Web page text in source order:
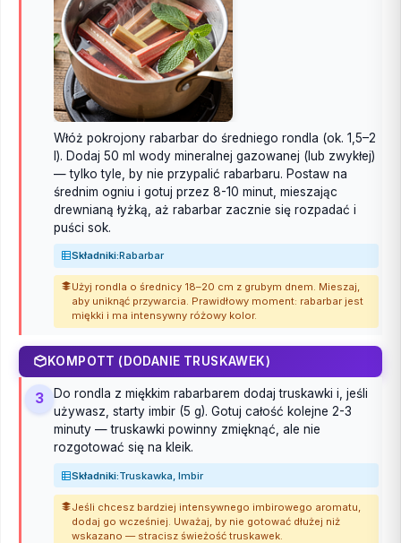
Włóż pokrojony rabarbar do średniego rondla (ok. 1,5–2
l). Dodaj 50 ml wody mineralnej gazowanej (lub zwykłej)
— tylko tyle, by nie przypalić rabarbaru. Postaw na
średnim ogniu i gotuj przez 8-10 minut, mieszając
drewnianą łyżką, aż rabarbar zacznie się rozpadać i
puści sok.
Składniki:Rabarbar
Użyj rondla o średnicy 18–20 cm z grubym dnem. Mieszaj,
aby uniknąć przywarcia. Prawidłowy moment: rabarbar jest
miękki i ma intensywny różowy kolor.
KOMPOTT (DODANIE TRUSKAWEK)
3
Do rondla z miękkim rabarbarem dodaj truskawki i, jeśli
używasz, starty imbir (5 g). Gotuj całość kolejne 2-3
minuty — truskawki powinny zmięknąć, ale nie
rozgotować się na kleik.
Składniki:Truskawka, Imbir
Jeśli chcesz bardziej intensywnego imbirowego aromatu,
dodaj go wcześniej. Uważaj, by nie gotować dłużej niż
wskazano — stracisz świeżość truskawek.